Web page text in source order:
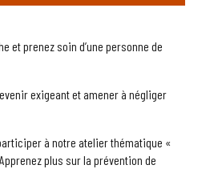
et prenez soin d’une personne de
exigeant et amener à négliger
à notre atelier thématique «
plus sur la prévention de